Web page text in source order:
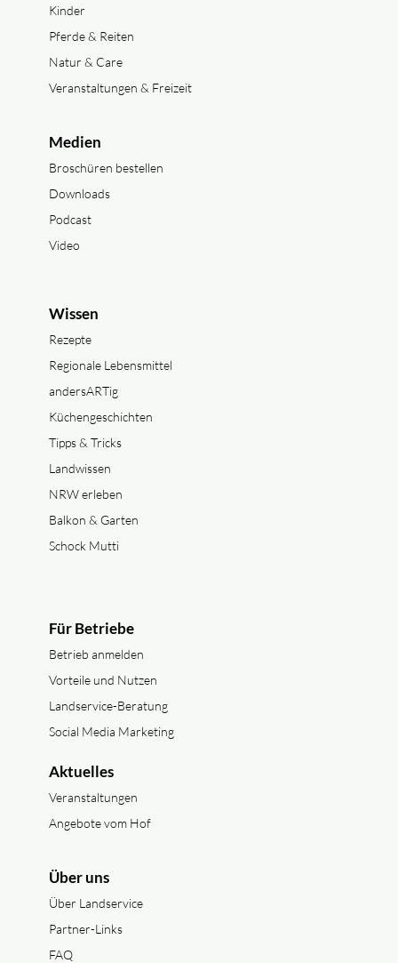
Kinder
Pferde & Reiten
Natur & Care
Veranstaltungen & Freizeit
Medien
Broschüren bestellen
Downloads
Podcast
Video
Wissen
Rezepte
Regionale Lebensmittel
andersARTig
Küchengeschichten
Tipps & Tricks
Landwissen
NRW erleben
Balkon & Garten
Schock Mutti
Für Betriebe
Betrieb anmelden
Vorteile und Nutzen
Landservice-Beratung
Social Media Marketing
Aktuelles
Veranstaltungen
Angebote vom Hof
Über uns
Über Landservice
Partner-Links
FAQ